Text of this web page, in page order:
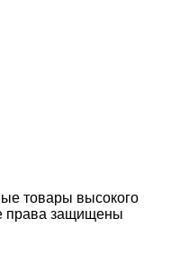
товары высокого
права защищены